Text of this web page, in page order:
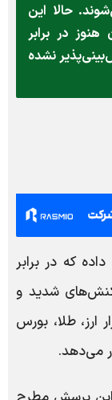
حالا این
در برابر
نشده
که در برابر
شدید و
ارز، طلا، بورس
می‌دهد.